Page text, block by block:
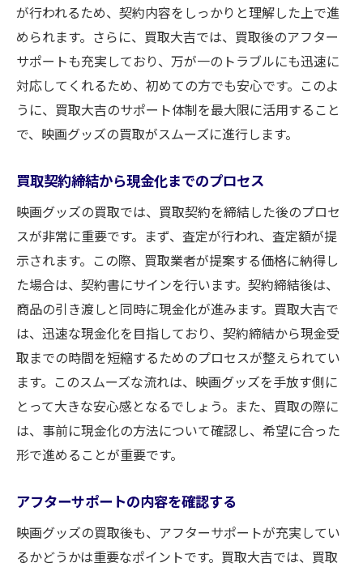
が行われるため、契約内容をしっかりと理解した上で進
められます。さらに、買取大吉では、買取後のアフター
サポートも充実しており、万が一のトラブルにも迅速に
対応してくれるため、初めての方でも安心です。このよ
うに、買取大吉のサポート体制を最大限に活用すること
で、映画グッズの買取がスムーズに進行します。
買取契約締結から現金化までのプロセス
映画グッズの買取では、買取契約を締結した後のプロセ
スが非常に重要です。まず、査定が行われ、査定額が提
示されます。この際、買取業者が提案する価格に納得し
た場合は、契約書にサインを行います。契約締結後は、
商品の引き渡しと同時に現金化が進みます。買取大吉で
は、迅速な現金化を目指しており、契約締結から現金受
取までの時間を短縮するためのプロセスが整えられてい
ます。このスムーズな流れは、映画グッズを手放す側に
とって大きな安心感となるでしょう。また、買取の際に
は、事前に現金化の方法について確認し、希望に合った
形で進めることが重要です。
アフターサポートの内容を確認する
映画グッズの買取後も、アフターサポートが充実してい
るかどうかは重要なポイントです。買取大吉では、買取